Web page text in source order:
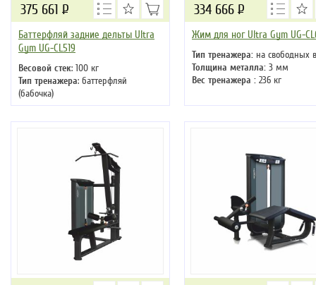
Баттерфляй задние дельты Ultra
Gym UG-CL519
Весовой стек: 100 кг
Тип тренажера: баттерфляй
(бабочка)
Цвет: черный
375 661 Р
Жим для ног Ultra Gym UG-
Тип тренажера: на свободных
Толщина металла: 3 мм
Вес тренажера : 236 кг
334 666 Р